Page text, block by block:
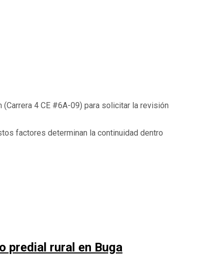
4 CE #6A-09) para solicitar la revisión
factores determinan la continuidad dentro
predial rural en Buga